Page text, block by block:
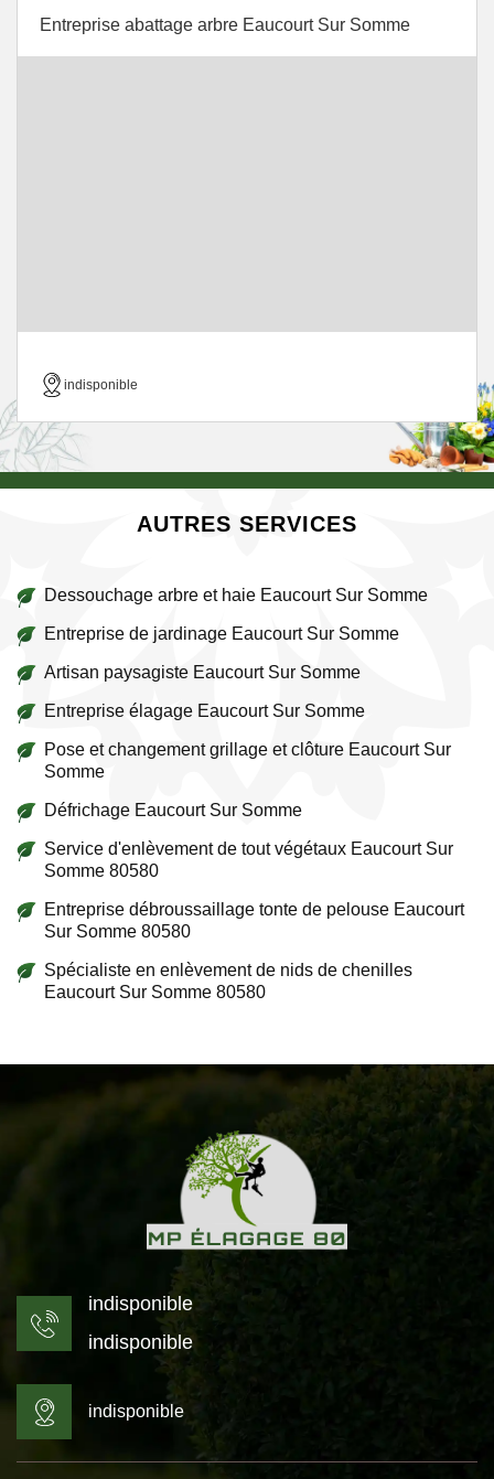
Entreprise abattage arbre Eaucourt Sur Somme
indisponible
AUTRES SERVICES
Dessouchage arbre et haie Eaucourt Sur Somme
Entreprise de jardinage Eaucourt Sur Somme
Artisan paysagiste Eaucourt Sur Somme
Entreprise élagage Eaucourt Sur Somme
Pose et changement grillage et clôture Eaucourt Sur
Somme
Défrichage Eaucourt Sur Somme
Service d'enlèvement de tout végétaux Eaucourt Sur
Somme 80580
Entreprise débroussaillage tonte de pelouse Eaucourt
Sur Somme 80580
Spécialiste en enlèvement de nids de chenilles
Eaucourt Sur Somme 80580
indisponible
indisponible
indisponible